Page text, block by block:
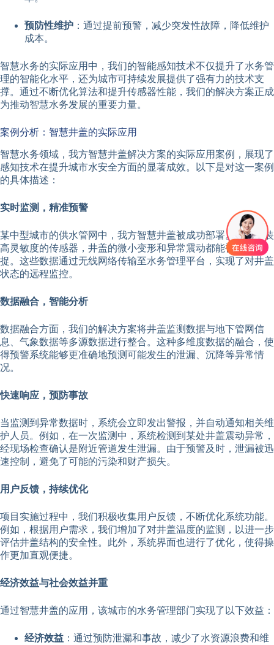
预防性维护 ：通过提前预警，减少突发性故障，降低维护
成本。
智慧水务的实际应用中，我们的智能感知技术不仅提升了水务管
理的智能化水平，还为城市可持续发展提供了强有力的技术支
撑。通过不断优化算法和提升传感器性能，我们的解决方案正成
为推动智慧水务发展的重要力量。
案例分析：智慧井盖的实际应用
智慧水务领域，我方智慧井盖解决方案的实际应用案例，展现了
感知技术在提升城市水安全方面的显著成效。以下是对这一案例
的具体描述：
实时监测，精准预警
某中型城市的供水管网中，我方智慧井盖被成功部署。通过安装
高灵敏度的传感器，井盖的微小变形和异常震动都能被实时捕
捉。这些数据通过无线网络传输至水务管理平台，实现了对井盖
状态的远程监控。
数据融合，智能分析
数据融合方面，我们的解决方案将井盖监测数据与地下管网信
息、气象数据等多源数据进行整合。这种多维度数据的融合，使
得预警系统能够更准确地预测可能发生的泄漏、沉降等异常情
况。
快速响应，预防事故
当监测到异常数据时，系统会立即发出警报，并自动通知相关维
护人员。例如，在一次监测中，系统检测到某处井盖震动异常，
经现场检查确认是附近管道发生泄漏。由于预警及时，泄漏被迅
速控制，避免了可能的污染和财产损失。
用户反馈，持续优化
项目实施过程中，我们积极收集用户反馈，不断优化系统功能。
例如，根据用户需求，我们增加了对井盖温度的监测，以进一步
评估井盖结构的安全性。此外，系统界面也进行了优化，使得操
作更加直观便捷。
经济效益与社会效益并重
通过智慧井盖的应用，该城市的水务管理部门实现了以下效益：
经济效益 ：通过预防泄漏和事故，减少了水资源浪费和维